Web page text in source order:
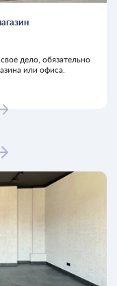
дело, обязательно
или офиса.